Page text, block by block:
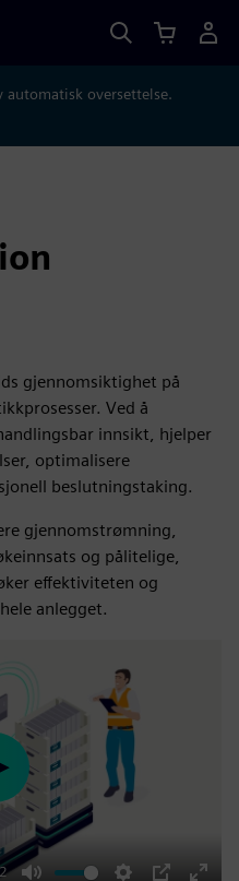
automatisk oversettelse.
gjennomsiktighet på
Ved å
innsikt, hjelper
optimalisere
beslutningstaking.
gjennomstrømning,
og pålitelige,
effektiviteten og
anlegget.